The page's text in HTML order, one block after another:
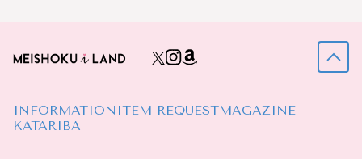
INFORMATION ITEM REQUESTMAGAZINE
KATARIBA